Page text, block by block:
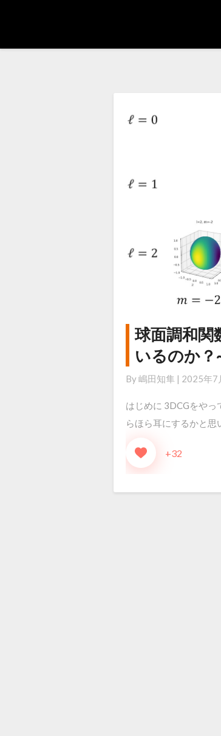
調
和
関
数
CG.
Part1,
~Light
球面調和関
いるのか？
By嶋田知隼 | 2025年7
はじめに 3DCGをやっ
らほら耳にするかと
+32